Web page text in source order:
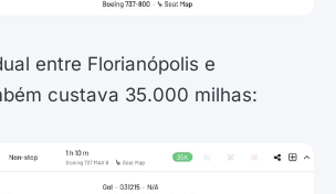
entre Florianópolis e
custava 35.000 milhas: